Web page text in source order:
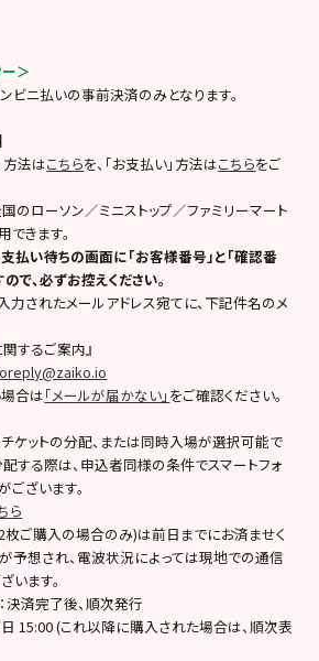
＞
ビニ払いの事前決済のみとなります。
方法はこちらを、「お支払い」方法はこちらをご
のローソン／ミニストップ／ファミリーマート
きます。
払い待ちの画面に「お客様番号」と「確認番
で、必ずお控えください。
されたメールアドレス宛てに、下記件名のメ
するご案内』
合は「メールが届かない」 をご確認ください。
ケットの分配、または同時入場が選択可能で
配する際は、申込者同様の条件でスマートフォ
ざいます。
ら
ご購入の場合のみ)は前日までにお済ませく
予想され、電波状況によっては現地での通信
います。
決済完了後、順次発行
15:00 (これ以降に購入された場合は、順次表